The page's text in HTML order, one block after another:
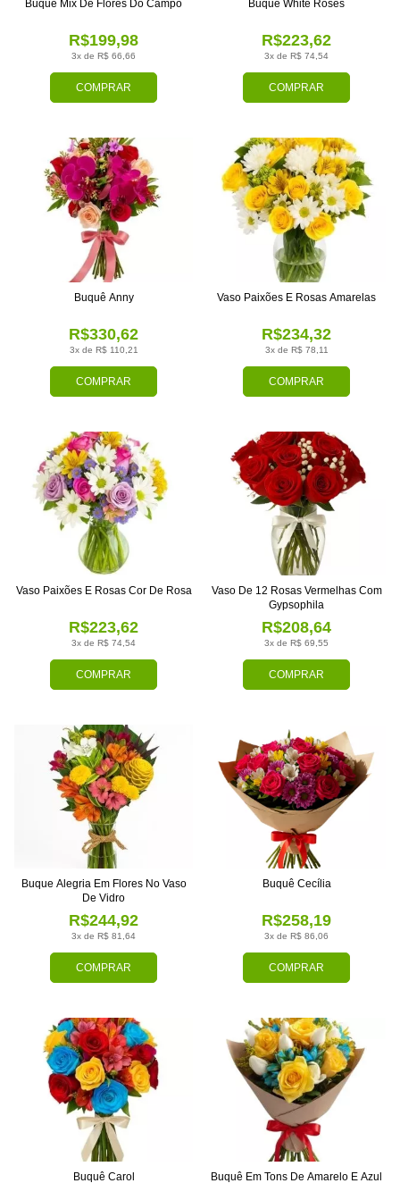
COMPRAR
3x de R$ 66,66
R$199,98
Buquê Mix De Flores Do Campo
COMPRAR
3x de R$ 74,54
R$223,62
Buquê White Roses
COMPRAR
3x de R$ 110,21
R$330,62
Buquê Anny
COMPRAR
3x de R$ 78,11
R$234,32
Vaso Paixões E Rosas Amarelas
COMPRAR
3x de R$ 74,54
R$223,62
Vaso Paixões E Rosas Cor De Rosa
COMPRAR
3x de R$ 69,55
R$208,64
Vaso De 12 Rosas Vermelhas Com
Gypsophila
COMPRAR
3x de R$ 81,64
R$244,92
Buque Alegria Em Flores No Vaso
De Vidro
COMPRAR
3x de R$ 86,06
R$258,19
Buquê Cecília
Buquê Carol Buquê Em Tons De Amarelo E Azul